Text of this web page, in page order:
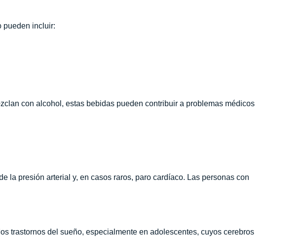
pueden incluir:
con alcohol, estas bebidas pueden contribuir a problemas médicos
la presión arterial y, en casos raros, paro cardíaco. Las personas con
trastornos del sueño, especialmente en adolescentes, cuyos cerebros